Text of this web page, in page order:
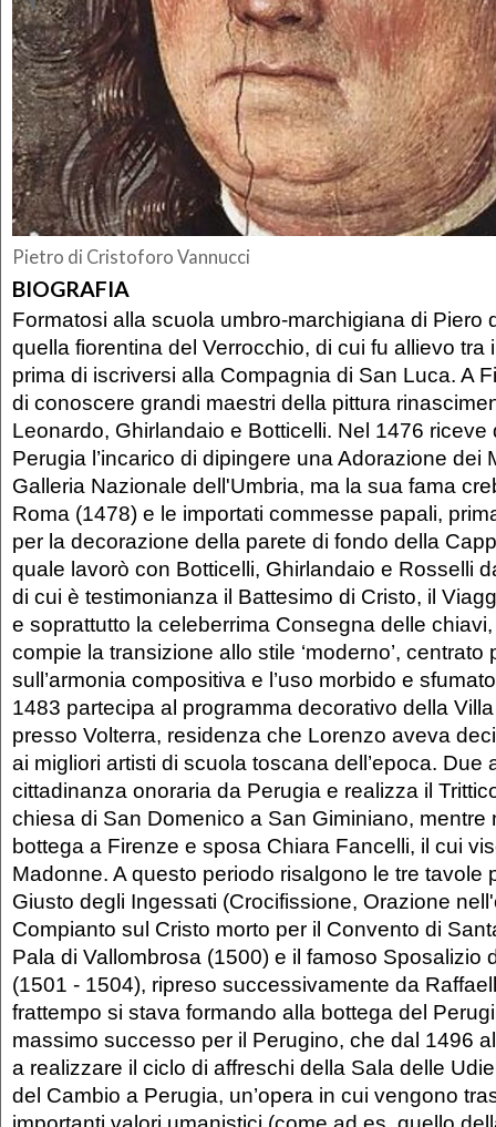
Pietro di Cristoforo Vannucci
BIOGRAFIA
Formatosi alla scuola umbro-marchigiana di Piero
quella fiorentina del Verrocchio, di cui fu allievo tra
prima di iscriversi alla Compagnia di San Luca. A
di conoscere grandi maestri della pittura
Leonardo, Ghirlandaio e Botticelli. Nel 1476 riceve
Perugia l’incarico di dipingere una Adorazione dei
Galleria Nazionale dell'Umbria, ma la sua fama
Roma (1478) e le importati commesse papali,
per la decorazione della parete di fondo della
quale lavorò con Botticelli, Ghirlandaio e Rosselli
di cui è testimonianza il Battesimo di Cristo, il
e soprattutto la celeberrima Consegna delle
compie la transizione allo stile ‘moderno’, centrato
sull’armonia compositiva e l’uso morbido e
1483 partecipa al programma decorativo della
presso Volterra, residenza che Lorenzo aveva
ai migliori artisti di scuola toscana dell’epoca. Due
cittadinanza onoraria da Perugia e realizza il
chiesa di San Domenico a San Giminiano, mentre
bottega a Firenze e sposa Chiara Fancelli, il cui
Madonne. A questo periodo risalgono le tre tavole
Giusto degli Ingessati (Crocifissione, Orazione
Compianto sul Cristo morto per il Convento di
Pala di Vallombrosa (1500) e il famoso Sposalizio
(1501 - 1504), ripreso successivamente da
frattempo si stava formando alla bottega del
massimo successo per il Perugino, che dal 1496
a realizzare il ciclo di affreschi della Sala delle
del Cambio a Perugia, un’opera in cui vengono
importanti valori umanistici (come ad es. quello